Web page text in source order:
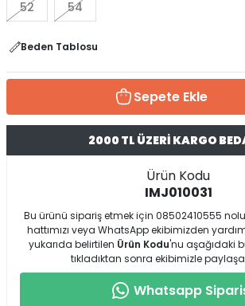
52 54
Beden Tablosu
Sepete Ekle
2000 TL ÜZERİ KARGO
Ürün Kodu
IMJ010031
Bu ürünü sipariş etmek için 08502410555
hattımızı veya WhatsApp ekibimizden
yukarıda belirtilen Ürün Kodu'nu aşağıdaki
tıkladıktan sonra ekibimizle
Whatsapp